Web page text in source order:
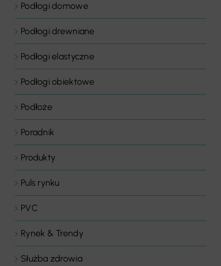
Podłogi domowe
Podłogi drewniane
Podłogi elastyczne
Podłogi obiektowe
Podłoże
Poradnik
Produkty
Puls rynku
PVC
Rynek & Trendy
Służba zdrowia